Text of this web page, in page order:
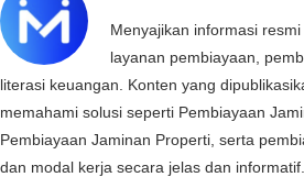
Menyajikan informasi
layanan pembiayaan,
literasi keuangan. Konten yang
memahami solusi seperti Pembiayaan
Pembiayaan Jaminan Properti, serta
dan modal kerja secara jelas dan informatif.